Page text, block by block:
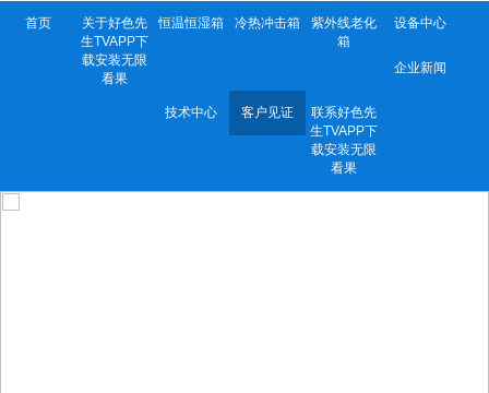
首页
关于好色先
生TVAPP下
载安装无限
看果
恒温恒湿箱 冷热冲击箱
紫外线老化
箱
设备中心
企业新闻
技术中心 客户见证
联系好色先
生TVAPP下
载安装无限
看果